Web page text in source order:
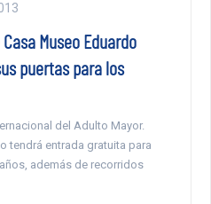
Museo Eduardo
puertas para los
del Adulto Mayor.
tendrá entrada gratuita para
además de recorridos